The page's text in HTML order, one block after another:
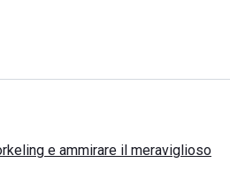
e ammirare il meraviglioso